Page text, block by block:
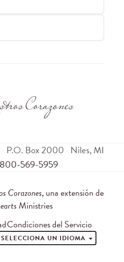
P.O. Box 2000 Niles,MI
569-5959
Corazones, una extensión de
Ministries
Condiciones del Servicio
SELECCIONA UN IDIOMA